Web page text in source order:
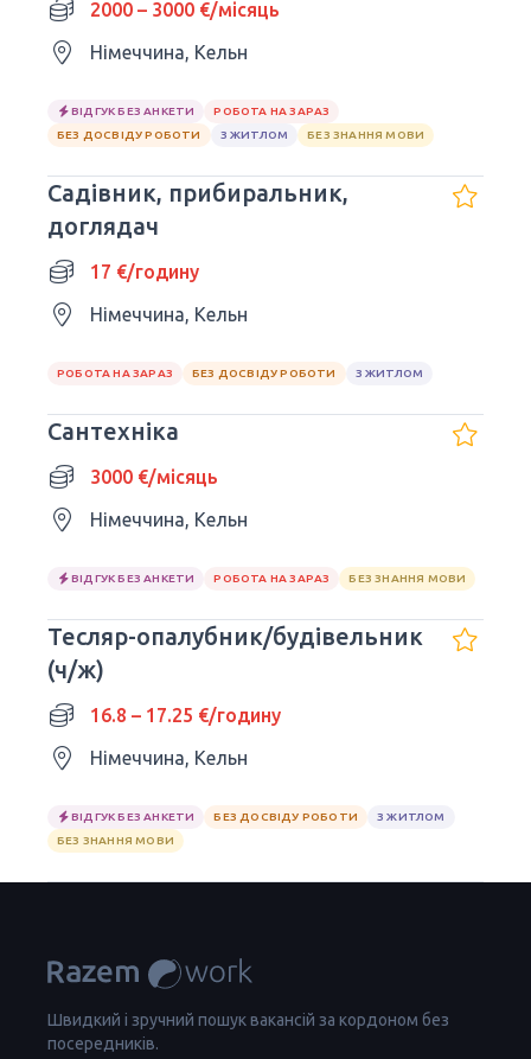
2000 – 3000 €/місяць
Німеччина, Кельн
ВІДГУК БЕЗ АНКЕТИ
РОБОТА НА ЗАРАЗ
БЕЗ ДОСВІДУ РОБОТИ
З ЖИТЛОМ БЕЗ ЗНАННЯ МОВИ
Садівник, прибиральник,
доглядач
17 €/годину
Німеччина, Кельн
РОБОТА НА ЗАРАЗ БЕЗ ДОСВІДУ РОБОТИ З ЖИТЛОМ
Сантехніка
3000 €/місяць
Німеччина, Кельн
ВІДГУК БЕЗ АНКЕТИ РОБОТА НА ЗАРАЗ БЕЗ ЗНАННЯ МОВИ
Тесляр-опалубник/будівельник
(ч/ж)
16.8 – 17.25 €/годину
Німеччина, Кельн
ВІДГУК БЕЗ АНКЕТИ БЕЗ ДОСВІДУ РОБОТИ
З ЖИТЛОМ
БЕЗ ЗНАННЯ МОВИ
Швидкий і зручний пошук вакансій за кордоном без
посередників.